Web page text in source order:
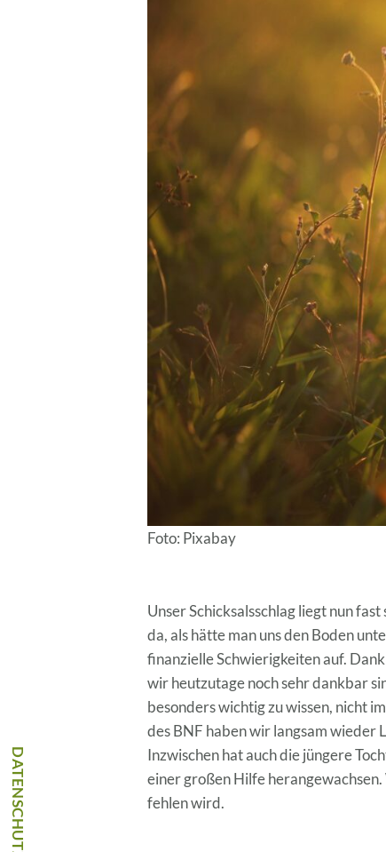
Foto: Pixabay
Unser Schicksalsschlag liegt nun
da, als hätte man uns den Boden
finanzielle Schwierigkeiten auf.
wir heutzutage noch sehr dankbar
besonders wichtig zu wissen, nicht
des BNF haben wir langsam wieder
Inzwischen hat auch die jüngere
einer großen Hilfe
fehlen wird.